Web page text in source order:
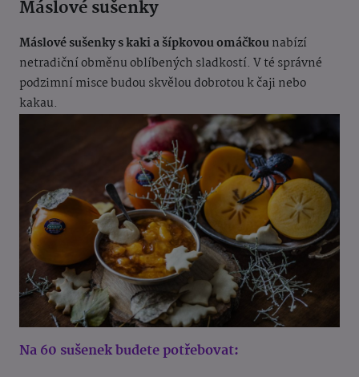
Máslové sušenky
Máslové sušenky s kaki a šípkovou omáčkounabízí
netradiční obměnu oblíbených sladkostí. V té správné
podzimní misce budou skvělou dobrotou k čaji nebo
kakau.
Na 60 sušenek budete potřebovat: